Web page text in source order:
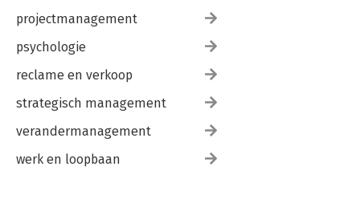
projectmanagement
psychologie
reclame en verkoop
strategisch management
verandermanagement
werk en loopbaan